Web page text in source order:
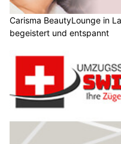
Carisma BeautyLounge in
begeistert und entspannt